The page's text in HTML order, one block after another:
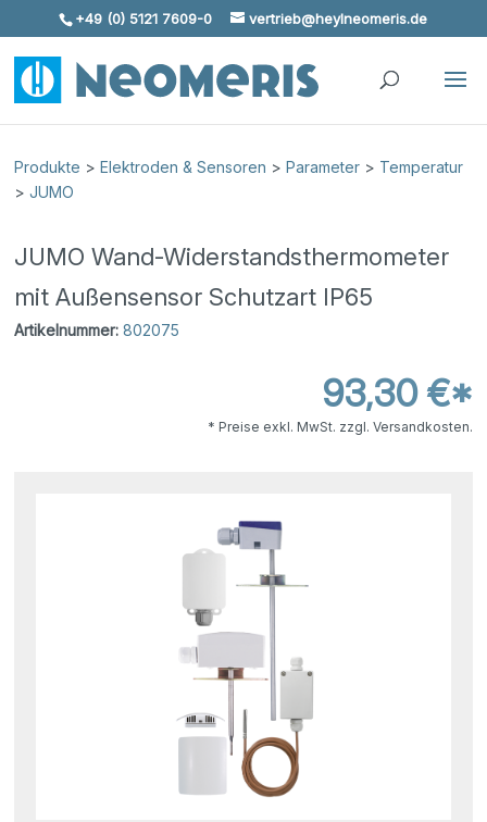
Skip To Content
+49 (0) 5121 7609-0 vertrieb@heylneomeris.de
Produkte >Elektroden & Sensoren >Parameter > Temperatur
>JUMO
JUMO Wand-Widerstandsthermometer
mit Außensensor Schutzart IP65
Artikelnummer: 802075
93,30 €*
* Preise exkl. MwSt. zzgl. Versandkosten.